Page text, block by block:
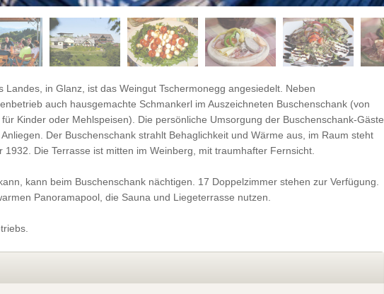
in Glanz, ist das Weingut Tschermonegg angesiedelt. Neben
auch hausgemachte Schmankerl im Auszeichneten Buschenschank (von
Kinder oder Mehlspeisen). Die persönliche Umsorgung der Buschenschank-Gäste
Der Buschenschank strahlt Behaglichkeit und Wärme aus, im Raum steht
Die Terrasse ist mitten im Weinberg, mit traumhafter Fernsicht.
kann beim Buschenschank nächtigen. 17 Doppelzimmer stehen zur Verfügung.
Panoramapool, die Sauna und Liegeterrasse nutzen.